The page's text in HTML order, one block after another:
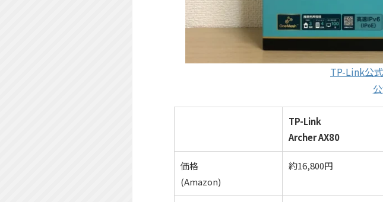
TP-Link公
TP-Link
Archer AX80
価格
(Amazon)
約16,800円